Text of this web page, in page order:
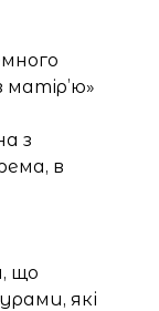
матір’ю»
з
в
що
які